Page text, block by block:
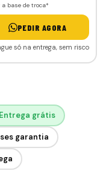
a base de troca*
PEDIR AGORA
só na entrega, sem risco
Entrega grátis
garantia